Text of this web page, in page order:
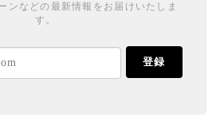
ンなどの最新情報をお届けいたしま
す。
登録